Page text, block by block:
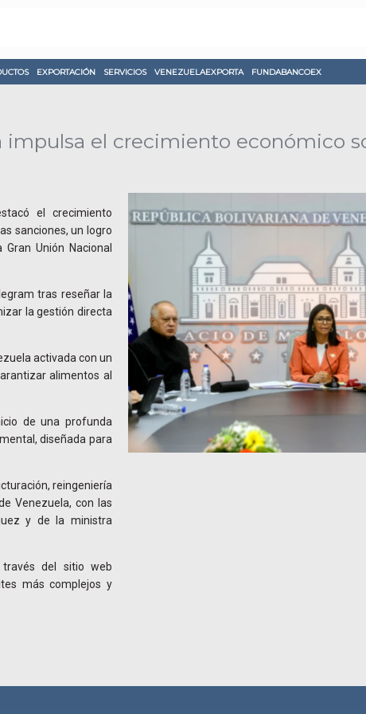
EXPORTACIÓN SERVICIOS VENEZUELAEXPORTA FUNDABANCOEX
el crecimiento económico
el crecimiento
sanciones, un logro
Unión Nacional
tras reseñar la
la gestión directa
activada con un
alimentos al
de una profunda
diseñada para
reingeniería
Venezuela, con las
y de la ministra
del sitio web
más complejos y